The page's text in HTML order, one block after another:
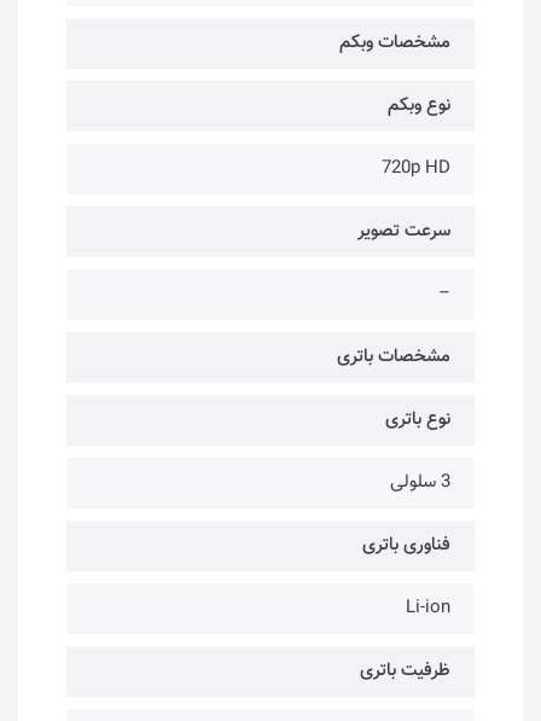
مشخصات وبکم
نوع وبکم
720p HD
سرعت تصویر
–
مشخصات باتری
نوع باتری
3 سلولی
فناوری باتری
Li-ion
ظرفیت باتری